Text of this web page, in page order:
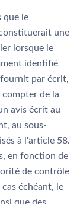
que le
une
lorsque le
identifié
par écrit,
compter de la
avis écrit au
au sous-
à l'article 58.
en fonction de
de contrôle
échéant, le